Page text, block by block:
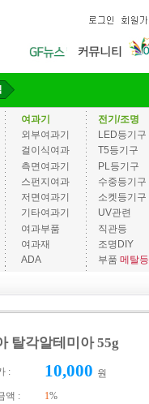
여과기
외부여과기
걸이식여과
측면여과기
스펀지여과
저면여과기
기타여과기
여과부품
여과재
ADA
전기/조명
LED등기구
T5등기구
PL등기구
수중등기구
소켓등기구
UV관련
직관등
조명DIY
부품 메탈등
탈각알테미아 55g
: 10,000 원
액 :
1%